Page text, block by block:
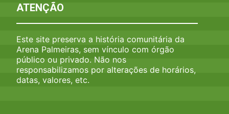
ATENÇÃO
Este site preserva a história comunitária da
Arena Palmeiras, sem vínculo com órgão
público ou privado. Não nos
responsabilizamos por alterações de horários,
datas, valores, etc.